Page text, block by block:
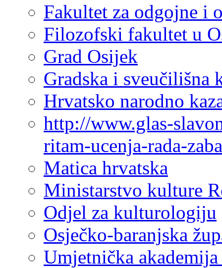
Fakultet za odgojne i
Filozofski fakultet u
Grad Osijek
Gradska i sveučilišna
Hrvatsko narodno
http://www.glas-
ritam-ucenja-rada-
Matica hrvatska
Ministarstvo kulture
Odjel za kulturologiju
Osječko-baranjska
Umjetnička